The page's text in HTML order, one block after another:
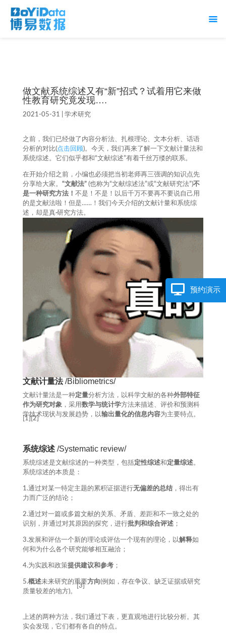
做文献系统综述又有“新”招式？试着用它来做
性教育研究竟发现….
2021-05-31 学术研究
之前，我们已经做了内容分析法、扎根理论、文本分析、话语
分析的对比(点击回顾)。今天，我们再来了解一下文献计量法和
系统综述。它们似乎都和“文献综述”有着千丝万缕的联系。
在开始介绍之前，小编也必须把当初老师再三强调的知识点先
分享给大家。 “文献法”(也称为“文献综述法”或“文献研究法”)不
是一种研究方法！ 不是！不是！以后千万不要再不要说自己用
的是文献法啦！但是……！我们今天介绍的文献计量和系统综
述，却是真·研究方法。
文献计量法/Bibliometrics/
文献计量法是一种定量分析方法，以科学文献的各种外部特征
作为研究对象 ，采用数学与统计学方法来描述、评价和预测科
学技术现状与发展趋势，以输出量化的信息内容为主要特点。
[1][2]
系统综述 /Systematic review/
系统综述是文献综述的一种类型，包括定性综述和 定量综述。
系统综述的本质是：
1.通过对某一特定主题的累积证据进行无偏差的总结，得出有
力而广泛的结论；
2.通过对一篇或多篇文献的关系、矛盾、差距和不一致之处的
识别，并通过对其原因的探究，进行批判和综合评述；
3.发展和评估一个新的理论或评估一个现有的理论，以解释如
何和为什么各个研究能够相互融洽；
4.为实践和政策提供建议和参考；
5.概述未来研究的重要方向(例如，存在争议、缺乏证据或研究
质量较差的地方)。
[3]
上述的两种方法，我们通过下表，更直观地进行比较分析。其
实会发现，它们都有各自的特点。
预约演示